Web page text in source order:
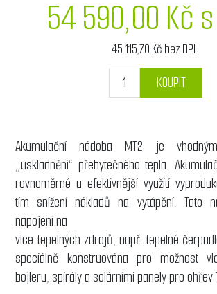
54 590,00 Kč s
45 115,70 Kč bez DPH
KOUPIT
Akumulační nádoba MT2 je
„uskladnění“ přebytečného tepla.
rovnoměrné a efektivnější využití
tím snížení nákladů na vytápění. Tato
napojení na
více tepelných zdrojů, např. tepelné
speciálně konstruována pro možnost
bojleru, spirály a solárními panely pro ohřev